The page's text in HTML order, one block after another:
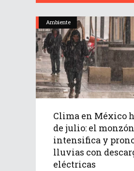
Ambiente
Clima en México
de julio: el
intensifica y
lluvias con
eléctricas